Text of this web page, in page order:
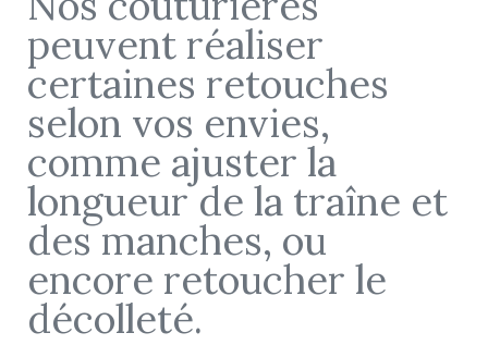
peuvent réaliser
certaines retouches
selon vos envies,
comme ajuster la
longueur de la traîne et
des manches, ou
encore retoucher le
décolleté.